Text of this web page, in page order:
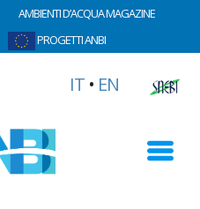
AMBIENTI D’ACQUA MAGAZINE
PROGETTI ANBI
IT • EN